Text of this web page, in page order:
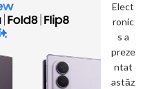
Elect
ronic
s a
preze
ntat
astăz